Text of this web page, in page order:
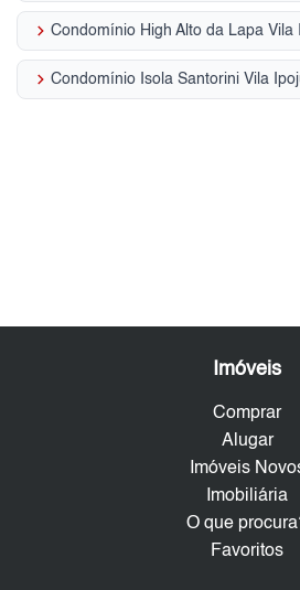
keyboard_arrow_right Condomínio High Alto da Lapa Vila
keyboard_arrow_right Condomínio Isola Santorini Vila
Imóveis
Comprar
Alugar
Imóveis
Imobiliária
O que
Favoritos